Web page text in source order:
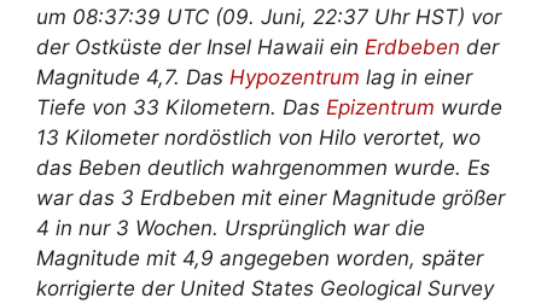
um 08:37:39 UTC (09. Juni, 22:37 Uhr HST) vor
der Ostküste der Insel Hawaii ein Erdbeben der
Magnitude 4,7. Das Hypozentrum lag in einer
Tiefe von 33 Kilometern. Das Epizentrum wurde
13 Kilometer nordöstlich von Hilo verortet, wo
das Beben deutlich wahrgenommen wurde. Es
war das 3 Erdbeben mit einer Magnitude größer
4 in nur 3 Wochen. Ursprünglich war die
Magnitude mit 4,9 angegeben worden, später
korrigierte der United States Geological Survey